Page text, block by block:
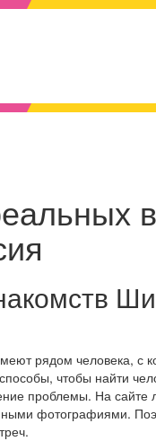
рядом человека, с
чтобы найти
проблемы. На
фотографиями.